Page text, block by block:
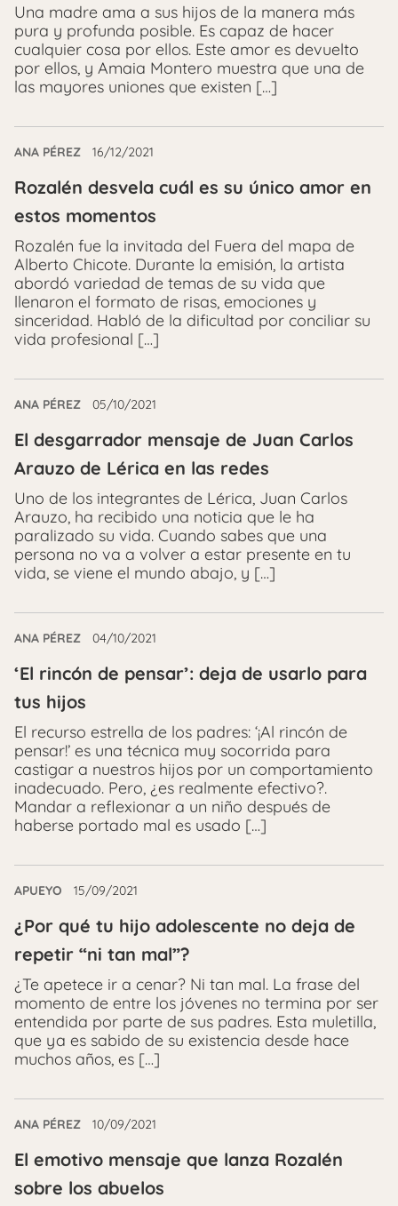
Una madre ama a sus hijos de la manera más
pura y profunda posible. Es capaz de hacer
cualquier cosa por ellos. Este amor es devuelto
por ellos, y Amaia Montero muestra que una de
las mayores uniones que existen […]
ANA PÉREZ 16/12/2021
Rozalén desvela cuál es su único amor en
estos momentos
Rozalén fue la invitada del Fuera del mapa de
Alberto Chicote. Durante la emisión, la artista
abordó variedad de temas de su vida que
llenaron el formato de risas, emociones y
sinceridad. Habló de la dificultad por conciliar su
vida profesional […]
ANA PÉREZ 05/10/2021
El desgarrador mensaje de Juan Carlos
Arauzo de Lérica en las redes
Uno de los integrantes de Lérica, Juan Carlos
Arauzo, ha recibido una noticia que le ha
paralizado su vida. Cuando sabes que una
persona no va a volver a estar presente en tu
vida, se viene el mundo abajo, y […]
ANA PÉREZ 04/10/2021
‘El rincón de pensar’: deja de usarlo para
tus hijos
El recurso estrella de los padres: ‘¡Al rincón de
pensar!’ es una técnica muy socorrida para
castigar a nuestros hijos por un comportamiento
inadecuado. Pero, ¿es realmente efectivo?.
Mandar a reflexionar a un niño después de
haberse portado mal es usado […]
APUEYO 15/09/2021
¿Por qué tu hijo adolescente no deja de
repetir “ni tan mal”?
¿Te apetece ir a cenar? Ni tan mal. La frase del
momento de entre los jóvenes no termina por ser
entendida por parte de sus padres. Esta muletilla,
que ya es sabido de su existencia desde hace
muchos años, es […]
ANA PÉREZ 10/09/2021
El emotivo mensaje que lanza Rozalén
sobre los abuelos